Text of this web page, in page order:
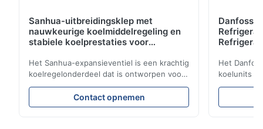
Sanhua-uitbreidingsklep met
nauwkeurige koelmiddelregeling en
stabiele koelprestaties voor
Het Sanhua-expansieventiel is een krachtig
koelregelonderdeel dat is ontworpen voor
koelunits voor vrachtwagens, koelwagens
en transportsystemen voor koude ketens.
Het regelt nauwkeurig de
Contact opnemen
Danfoss
Het
koelunits
efficiëntie